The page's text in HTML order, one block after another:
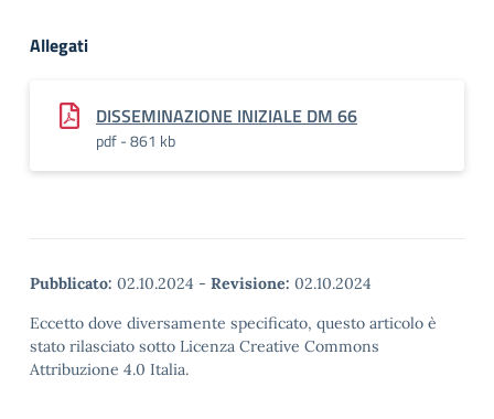
Allegati
DISSEMINAZIONE INIZIALE DM 66
pdf - 861 kb
Pubblicato: 02.10.2024 - Revisione: 02.10.2024
Eccetto dove diversamente specificato, questo articolo è
stato rilasciato sotto Licenza Creative Commons
Attribuzione 4.0 Italia.